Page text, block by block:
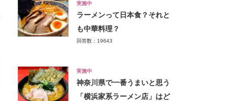
実施中
ラーメンって日本食？それと
も中華料理？
回答数：19643
実施中
神奈川県で一番うまいと思う
「横浜家系ラーメン店」はど